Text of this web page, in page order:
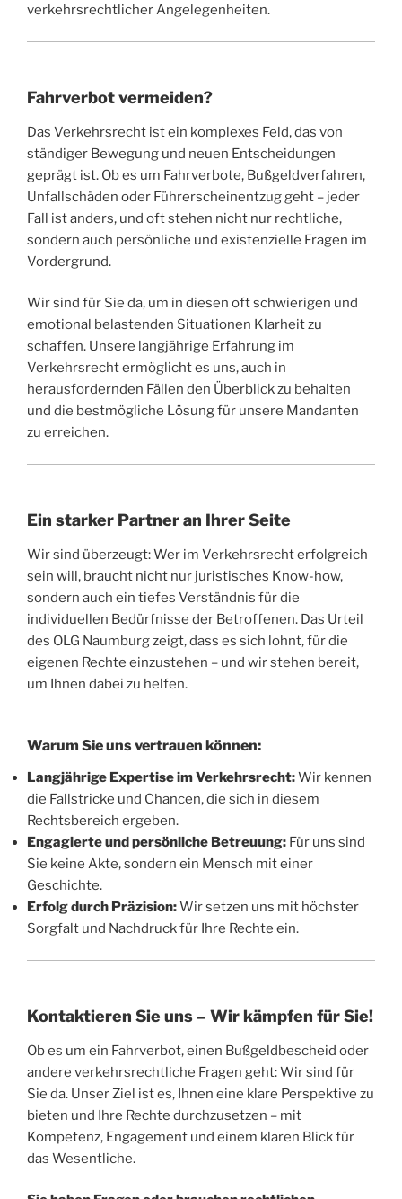
verkehrsrechtlicher Angelegenheiten.
Fahrverbot vermeiden?
Das Verkehrsrecht ist ein komplexes Feld, das von
ständiger Bewegung und neuen Entscheidungen
geprägt ist. Ob es um Fahrverbote, Bußgeldverfahren,
Unfallschäden oder Führerscheinentzug geht – jeder
Fall ist anders, und oft stehen nicht nur rechtliche,
sondern auch persönliche und existenzielle Fragen im
Vordergrund.
Wir sind für Sie da, um in diesen oft schwierigen und
emotional belastenden Situationen Klarheit zu
schaffen. Unsere langjährige Erfahrung im
Verkehrsrecht ermöglicht es uns, auch in
herausfordernden Fällen den Überblick zu behalten
und die bestmögliche Lösung für unsere Mandanten
zu erreichen.
Ein starker Partner an Ihrer Seite
Wir sind überzeugt: Wer im Verkehrsrecht erfolgreich
sein will, braucht nicht nur juristisches Know-how,
sondern auch ein tiefes Verständnis für die
individuellen Bedürfnisse der Betroffenen. Das Urteil
des OLG Naumburg zeigt, dass es sich lohnt, für die
eigenen Rechte einzustehen – und wir stehen bereit,
um Ihnen dabei zu helfen.
Warum Sie uns vertrauen können:
Langjährige Expertise im Verkehrsrecht:Wir kennen
die Fallstricke und Chancen, die sich in diesem
Rechtsbereich ergeben.
Engagierte und persönliche Betreuung: Für uns sind
Sie keine Akte, sondern ein Mensch mit einer
Geschichte.
Erfolg durch Präzision:Wir setzen uns mit höchster
Sorgfalt und Nachdruck für Ihre Rechte ein.
Kontaktieren Sie uns – Wir kämpfen für Sie!
Ob es um ein Fahrverbot, einen Bußgeldbescheid oder
andere verkehrsrechtliche Fragen geht: Wir sind für
Sie da. Unser Ziel ist es, Ihnen eine klare Perspektive zu
bieten und Ihre Rechte durchzusetzen – mit
Kompetenz, Engagement und einem klaren Blick für
das Wesentliche.